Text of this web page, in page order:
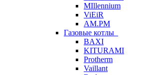
MIllennium
ViEiR
AM.PM
Газовые котлы
BAXI
KITURAMI
Protherm
Vaillant